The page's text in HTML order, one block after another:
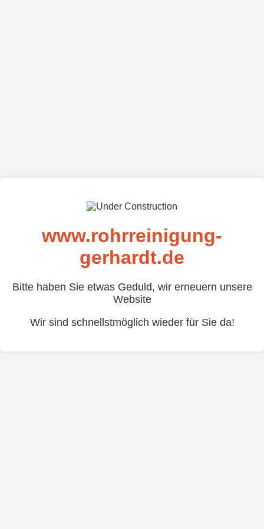
www.rohrreinigung-
gerhardt.de
Bitte haben Sie etwas Geduld, wir erneuern unsere
Website
Wir sind schnellstmöglich wieder für Sie da!